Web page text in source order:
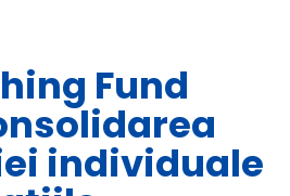
Fund
individuale